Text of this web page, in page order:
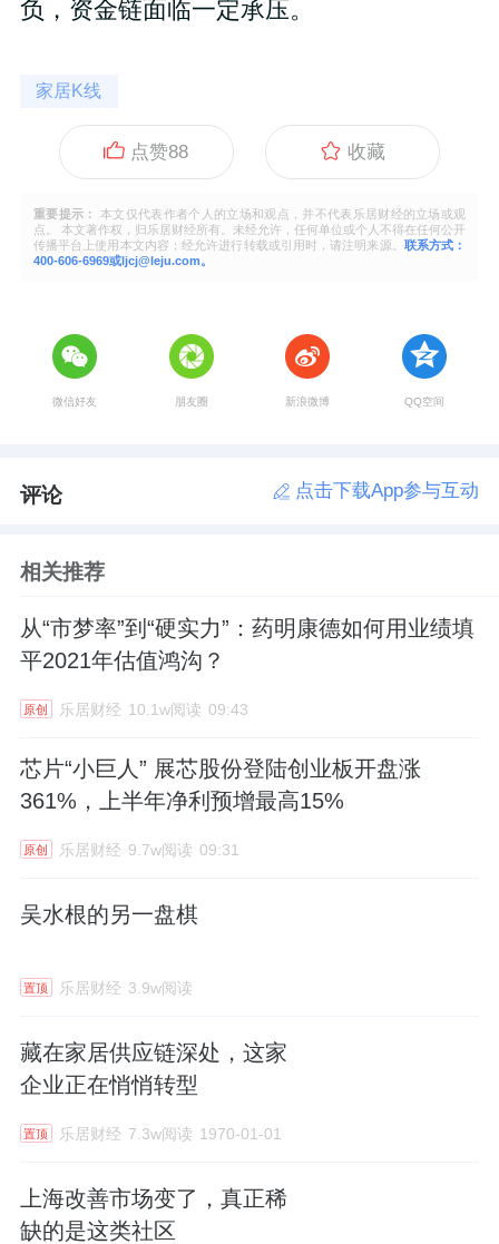
负，资金链面临一定承压。
家居K线
点赞88 收藏
重要提示：
本文仅代表作者个人的立场和观点，并不代表乐居财经的立场或观
点。 本文著作权，归乐居财经所有。未经允许，任何单位或个人不得在任何公开
传播平台上使用本文内容；经允许进行转载或引用时，请注明来源。 联系方式：
400-606-6969或ljcj@leju.com。
微信好友 朋友圈 新浪微博 QQ空间
评论 点击下载App参与互动
相关推荐
从“市梦率”到“硬实力”：药明康德如何用业绩填
平2021年估值鸿沟？
原创 乐居财经 10.1w阅读 09:43
芯片“小巨人” 展芯股份登陆创业板开盘涨
361%，上半年净利预增最高15%
原创 乐居财经 9.7w阅读 09:31
吴水根的另一盘棋
置顶 乐居财经 3.9w阅读
藏在家居供应链深处，这家
企业正在悄悄转型
置顶 乐居财经 7.3w阅读 1970-01-01
上海改善市场变了，真正稀
缺的是这类社区